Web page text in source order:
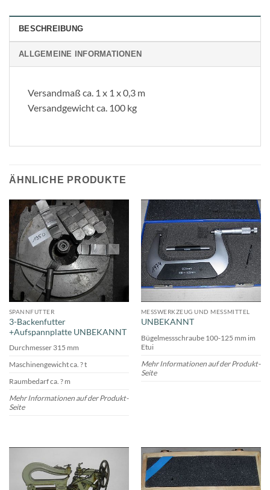
BESCHREIBUNG
ALLGEMEINE INFORMATIONEN
Versandmaß ca. 1 x 1 x 0,3 m
Versandgewicht ca. 100 kg
ÄHNLICHE PRODUKTE
SPANNFUTTER
3-Backenfutter
+Aufspannplatte UNBEKANNT
Durchmesser 315 mm
Maschinengewicht ca. ? t
Raumbedarf ca. ? m
Mehr Informationen auf der Produkt-
Seite
MESSWERKZEUG UND MESSMITTEL
UNBEKANNT
Bügelmessschraube 100-125 mm im
Etui
Mehr Informationen auf der Produkt-
Seite